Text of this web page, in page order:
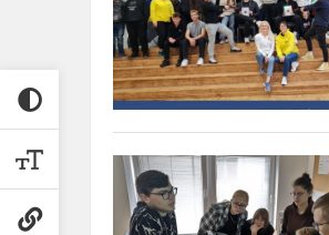
Karjeros
diena
Kauno